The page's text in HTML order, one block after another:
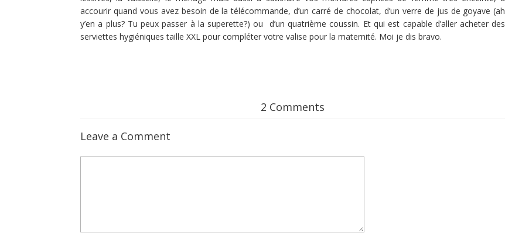
accourir quand vous avez besoin de la télécommande, d’un carré de chocolat, d’un verre de jus de goyave (ah
y’en a plus? Tu peux passer à la superette?) ou d’un quatrième coussin. Et qui est capable d’aller acheter des
serviettes hygiéniques taille XXL pour compléter votre valise pour la maternité. Moi je dis bravo.
2 Comments
Leave a Comment